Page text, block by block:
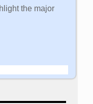
the major